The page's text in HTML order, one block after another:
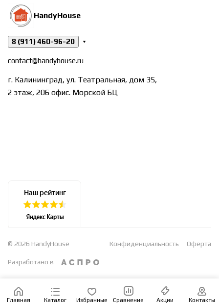
Главная Каталог Избранные Сравнение Акции Контакты
HandyHouse
8 (911) 460-96-20
contact@handyhouse.ru
г. Калининград, ул. Театральная, дом 35,
2 этаж, 206 офис. Морской БЦ
© 2026 HandyHouse Конфиденциальность Оферта
Разработано в